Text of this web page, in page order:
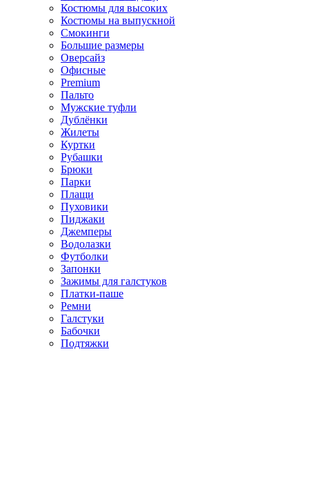
Костюмы для высоких
Костюмы на выпускной
Смокинги
Большие размеры
Оверсайз
Офисные
Premium
Пальто
Мужские туфли
Дублёнки
Жилеты
Куртки
Рубашки
Брюки
Парки
Плащи
Пуховики
Пиджаки
Джемперы
Водолазки
Футболки
Запонки
Зажимы для галстуков
Платки-паше
Ремни
Галстуки
Бабочки
Подтяжки